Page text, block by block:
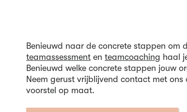
Benieuwd naar de concrete stappen om
teamassessment en teamcoaching haal
Benieuwd welke concrete stappen jouw
Neem gerust vrijblijvend contact met
voorstel op maat.